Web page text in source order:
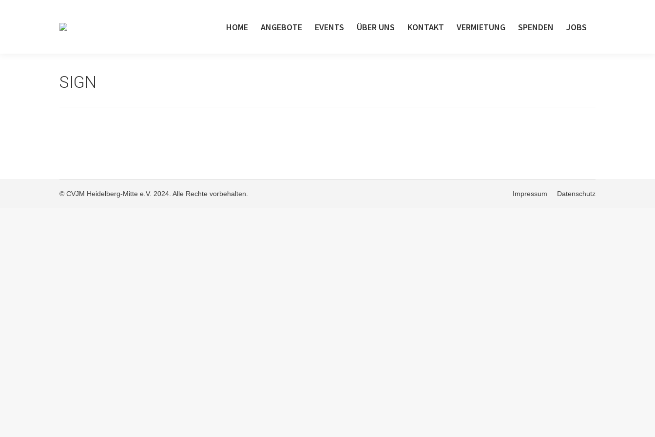
HOME ANGEBOTE EVENTS ÜBER UNS KONTAKT VERMIETUNG SPENDEN JOBS
SIGN
© CVJM Heidelberg-Mitte e.V. 2024. Alle Rechte vorbehalten. Impressum Datenschutz